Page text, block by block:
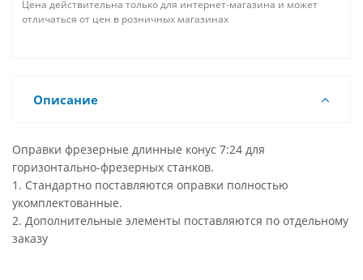
Цена действительна только для интернет-магазина и может
отличаться от цен в розничных магазинах
Описание
Оправки фрезерные длинные конус 7:24 для
горизонтально-фрезерных станков.
1. Стандартно поставляются оправки полностью
укомплектованные.
2. Дополнительные элементы поставляются по отдельному
заказу